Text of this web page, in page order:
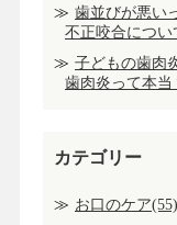
歯並びが悪い
不正咬合につい
子どもの歯肉
歯肉炎って本当
カテゴリー
お口のケア(55)